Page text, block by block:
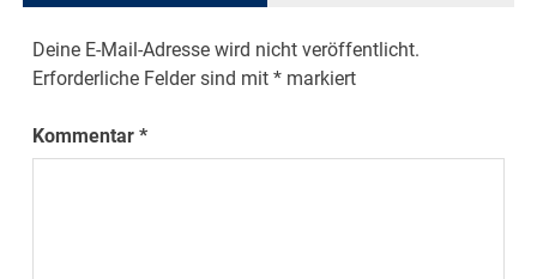
Deine E-Mail-Adresse wird nicht veröffentlicht.
Erforderliche Felder sind mit* markiert
Kommentar*